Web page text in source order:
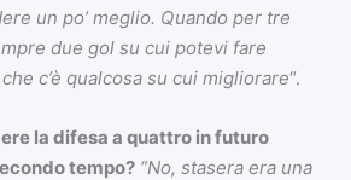
un po’ meglio. Quando per tre
due gol su cui potevi fare
c’è qualcosa su cui migliorare“.
la difesa a quattro in futuro
tempo? “No, stasera era una